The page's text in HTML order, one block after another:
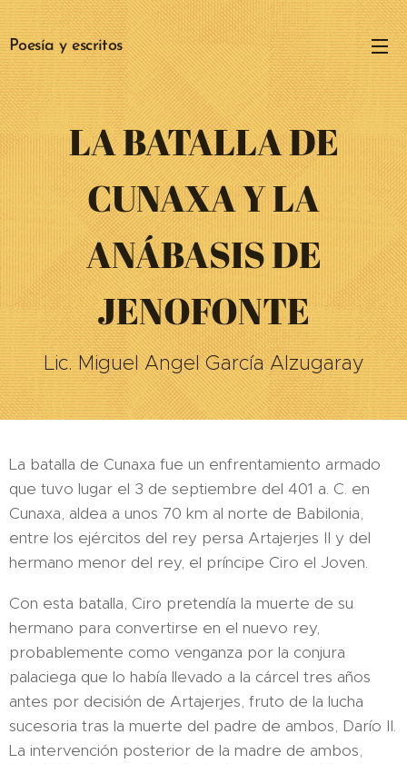
Poesía y escritos
LA BATALLA DE
CUNAXA Y LA
ANÁBASIS DE
JENOFONTE
Lic. Miguel Angel García Alzugaray
La batalla de Cunaxa fue un enfrentamiento armado
que tuvo lugar el 3 de septiembre del 401 a. C. en
Cunaxa, aldea a unos 70 km al norte de Babilonia,
entre los ejércitos del rey persa Artajerjes II y del
hermano menor del rey, el príncipe Ciro el Joven.
Con esta batalla, Ciro pretendía la muerte de su
hermano para convertirse en el nuevo rey,
probablemente como venganza por la conjura
palaciega que lo había llevado a la cárcel tres años
antes por decisión de Artajerjes, fruto de la lucha
sucesoria tras la muerte del padre de ambos, Darío II.
La intervención posterior de la madre de ambos,